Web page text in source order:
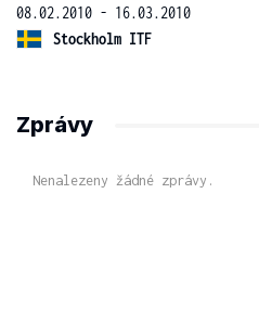
08.02.2010 - 16.03.2010
Stockholm ITF
Zprávy
Nenalezeny žádné zprávy.